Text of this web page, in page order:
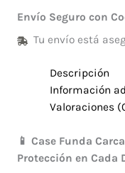
Envío Seguro con
Tu envío está
Descripción
Información
Valoraciones
📱 Case Funda
Protección en